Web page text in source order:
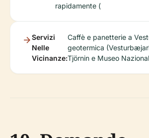
rapidamente (
Servizi
Nelle
Vicinanze:
Caffè e panetterie a
geotermica
Tjörnin e Museo